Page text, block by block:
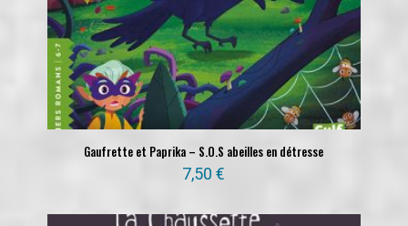
Gaufrette et Paprika – S.O.S abeilles en détresse
7,50€